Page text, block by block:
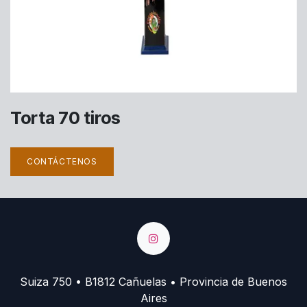
Torta 70 tiros
CONTÁCTENOS
Suiza 750 • B1812 Cañuelas • Provincia de Buenos
Aires